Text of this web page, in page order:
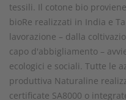
tessili. Il cotone bio
bioRe realizzati in India e
lavorazione – dalla
capo d'abbigliamento –
ecologici e sociali. Tutte le
produttiva Naturaline
certificate SA8000 o